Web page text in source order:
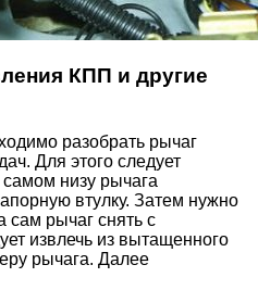
КПП и другие
разобрать рычаг
Для этого следует
самом низу рычага
втулку. Затем нужно
сам рычаг снять с
извлечь из вытащенного
рычага. Далее